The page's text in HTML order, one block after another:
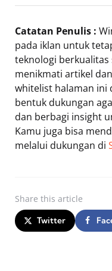
Catatan Penulis :
pada iklan untuk
teknologi
menikmati artikel
whitelist halaman ini
bentuk dukungan
dan berbagi insight
Kamu juga bisa
melalui dukungan di
Share this article
Twitter